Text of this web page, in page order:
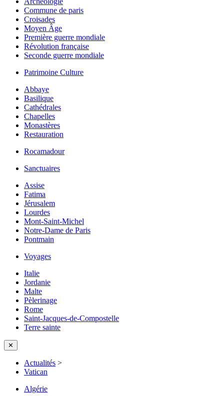
Commune de paris
Croisades
Moyen Âge
Première guerre mondiale
Révolution française
Seconde guerre mondiale
Patrimoine Culture
Abbaye
Basilique
Cathédrales
Chapelles
Monastères
Restauration
Rocamadour
Sanctuaires
Assise
Fatima
Jérusalem
Lourdes
Mont-Saint-Michel
Notre-Dame de Paris
Pontmain
Voyages
Italie
Jordanie
Malte
Pèlerinage
Rome
Saint-Jacques-de-Compostelle
Terre sainte
✕
Actualités >
Vatican
Algérie